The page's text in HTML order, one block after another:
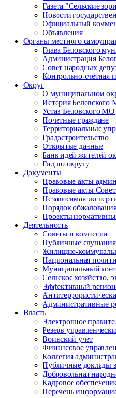
Газета "Сельские
Новости
Официальный
Объявления
Органы местного
Глава Беловского
Администрация
Совет народных
Контрольно-счётная
Округ
О муниципальном
История Беловского
Устав Беловского МО
Почетные граждане
Территориальные
Градостроительство
Открытые данные
Банк идей жителей
Гид по округу
Документы
Правовые акты
Правовые акты
Независимая
Порядок
Проекты
Деятельность
Советы и комиссии
Публичные слушания
Жилищно-
Национальная
Муниципальный
Сельское хозяйство,
Эффективный регион
Административные
Власть
Электронное
Резерв
Воинский учет
Финансовое
Коллегия
Публичные доклады
Добровольная
Кадровое
Перечень